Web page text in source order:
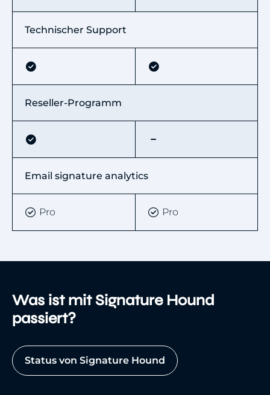
Technischer Support
Reseller-Programm
Email signature analytics
Pro Pro
Was ist mit Signature Hound
passiert?
Status von Signature Hound